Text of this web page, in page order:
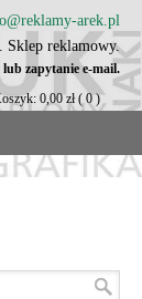
arek.pl
Sklep reklamowy.
zapytanie e-mail.
0,00zł ( 0 )